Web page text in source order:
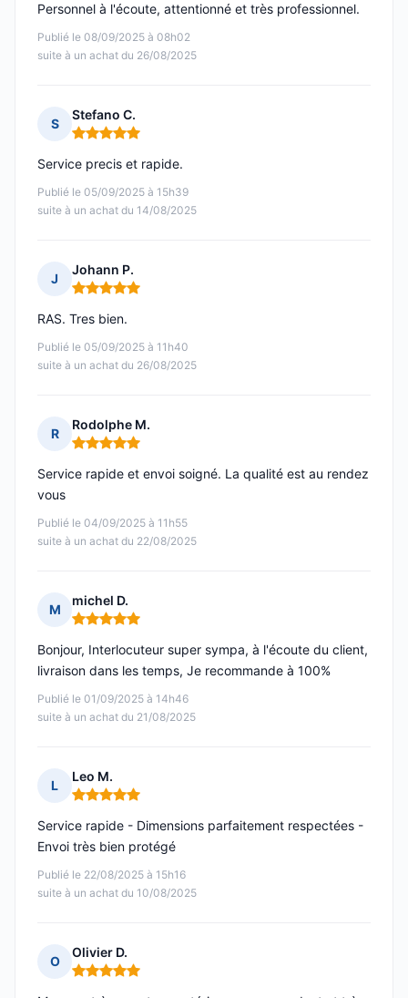
Publié le 08/09/2025 à 08h02
suite à un achat du 26/08/2025
Personnel à l'écoute, attentionné et très professionnel.
S
Stefano C.
Note : 5 sur 5
Publié le 05/09/2025 à 15h39
suite à un achat du 14/08/2025
Service precis et rapide.
J
Johann P.
Note : 5 sur 5
Publié le 05/09/2025 à 11h40
suite à un achat du 26/08/2025
RAS. Tres bien.
R
Rodolphe M.
Note : 5 sur 5
Publié le 04/09/2025 à 11h55
suite à un achat du 22/08/2025
Service rapide et envoi soigné. La qualité est au rendez
vous
M
michel D.
Note : 5 sur 5
Publié le 01/09/2025 à 14h46
suite à un achat du 21/08/2025
Bonjour, Interlocuteur super sympa, à l'écoute du client,
livraison dans les temps, Je recommande à 100%
L
Leo M.
Note : 5 sur 5
Publié le 22/08/2025 à 15h16
suite à un achat du 10/08/2025
Service rapide - Dimensions parfaitement respectées -
Envoi très bien protégé
O
Olivier D.
Note : 5 sur 5